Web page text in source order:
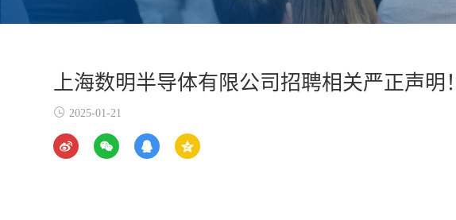
上海数明半导体有限公司招聘相关严正声明！
2025-01-21